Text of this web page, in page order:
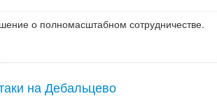
о полномасштабном сотрудничестве.
на Дебальцево